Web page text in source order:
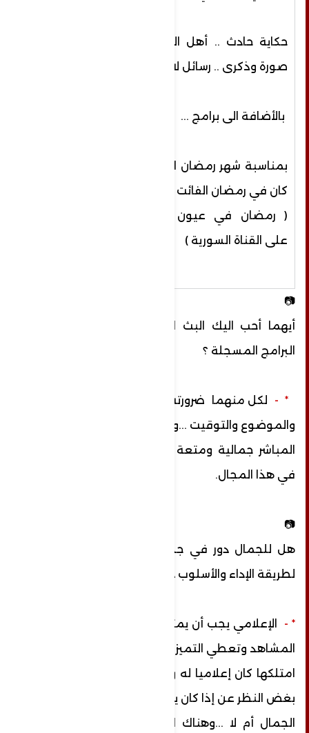
حكاية حادث .. أهل الشام ..
صورة وذكرى .. رسائل لاتنسى
بالأضافة الى برامج ...
بمناسبة شهر رمضان المبارك
كان في رمضان الفائت
( رمضان في عيون الناس
على القناة السورية )
📷
أيهما أحب اليك البث المباشر على الهواء أم
البرامج المسجلة ؟
* -
لكل منهما ضرورته حسب طبيعة الفكرة
والموضوع والتوقيت ...ولكن يبقى للبث
المباشر جمالية ومتعة لايعرفها إلا من يعمل
في هذا المجال.
📷
هل للجمال دور في جذب المشاهدين ؟ وهل
لطريقة الإداء والأسلوب دور ؟
*
-
الإعلامي يجب أن يمتلك الكاريزما التي تجذب
المشاهد وتعطي التميز له فإذا
امتلكها كان إعلاميا له وقع في ذهن المشاهد
بغض النظر عن إذا كان يمتلك
الجمال أم لا ...وهناك العديد من الأمثلة عن